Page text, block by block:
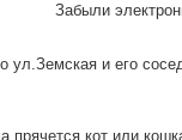
Забыли
и его
прячется кот или